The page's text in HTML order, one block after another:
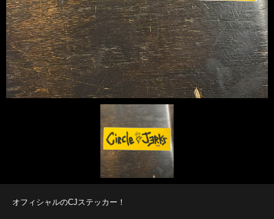
オフィシャルのCJステッカー！